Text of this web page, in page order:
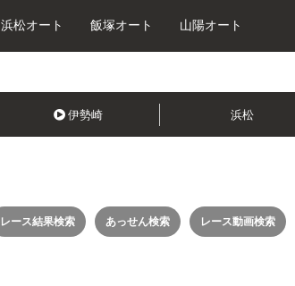
浜松オート 飯塚オート 山陽オート
伊勢崎 浜松
レース結果検索 あっせん検索 レース動画検索